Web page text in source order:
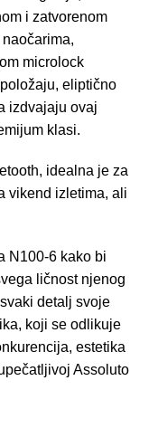
i zatvorenom
microlock
eliptično
izdvajaju ovaj
klasi.
idealna je za
vikend izletima, ali
N100-6 kako bi
ličnost njenog
detalj svoje
koji se odlikuje
estetika
Assoluto